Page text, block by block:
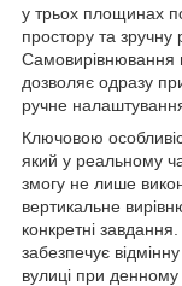
у трьох площинах
простору та зручну
Самовирівнювання
дозволяє одразу
ручне
Ключовою
який у реальному
змогу не лише
вертикальне
конкретні
забезпечує
вулиці при денному